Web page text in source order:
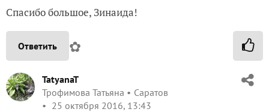
Спасибо большое, Зинаида!
Ответить ✿
TatyanaT
Трофимова Татьяна
Саратов
25 октября 2016, 13:43